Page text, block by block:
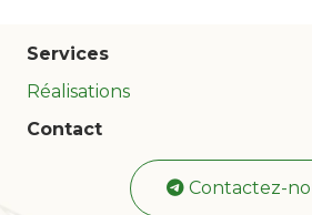
Services
Réalisations
Contact
Contactez-